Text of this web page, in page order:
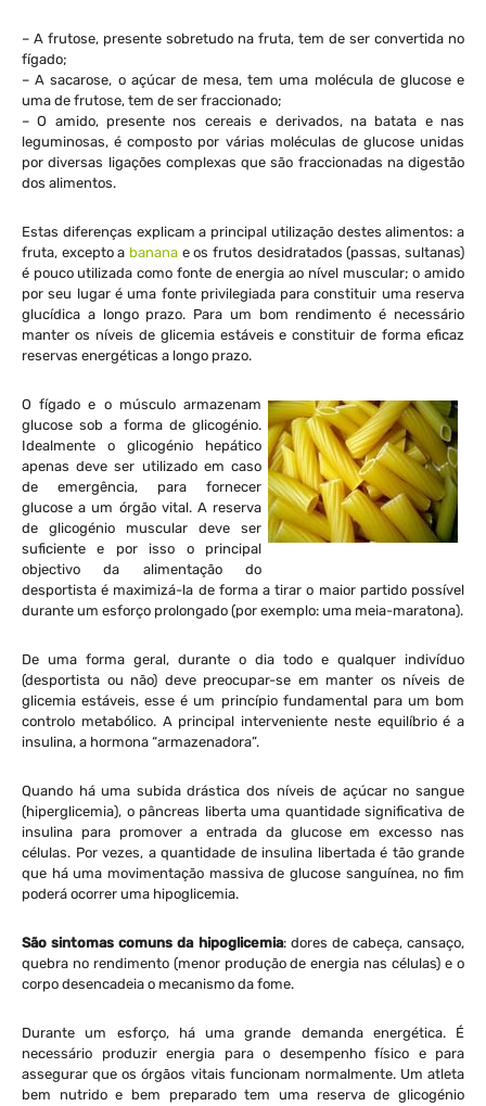
– A frutose, presente sobretudo na fruta, tem de ser convertida no
fígado;
– A sacarose, o açúcar de mesa, tem uma molécula de glucose e
uma de frutose, tem de ser fraccionado;
– O amido, presente nos cereais e derivados, na batata e nas
leguminosas, é composto por várias moléculas de glucose unidas
por diversas ligações complexas que são fraccionadas na digestão
dos alimentos.
Estas diferenças explicam a principal utilização destes alimentos: a
fruta, excepto a banana e os frutos desidratados (passas, sultanas)
é pouco utilizada como fonte de energia ao nível muscular; o amido
por seu lugar é uma fonte privilegiada para constituir uma reserva
glucídica a longo prazo. Para um bom rendimento é necessário
manter os níveis de glicemia estáveis e constituir de forma eficaz
reservas energéticas a longo prazo.
O fígado e o músculo armazenam
glucose sob a forma de glicogénio.
Idealmente o glicogénio hepático
apenas deve ser utilizado em caso
de emergência, para fornecer
glucose a um órgão vital. A reserva
de glicogénio muscular deve ser
suficiente e por isso o principal
objectivo da alimentação do
desportista é maximizá-la de forma a tirar o maior partido possível
durante um esforço prolongado (por exemplo: uma meia-maratona).
De uma forma geral, durante o dia todo e qualquer indivíduo
(desportista ou não) deve preocupar-se em manter os níveis de
glicemia estáveis, esse é um princípio fundamental para um bom
controlo metabólico. A principal interveniente neste equilíbrio é a
insulina, a hormona “armazenadora”.
Quando há uma subida drástica dos níveis de açúcar no sangue
(hiperglicemia), o pâncreas liberta uma quantidade significativa de
insulina para promover a entrada da glucose em excesso nas
células. Por vezes, a quantidade de insulina libertada é tão grande
que há uma movimentação massiva de glucose sanguínea, no fim
poderá ocorrer uma hipoglicemia.
São sintomas comuns da hipoglicemia: dores de cabeça, cansaço,
quebra no rendimento (menor produção de energia nas células) e o
corpo desencadeia o mecanismo da fome.
Durante um esforço, há uma grande demanda energética. É
necessário produzir energia para o desempenho físico e para
assegurar que os órgãos vitais funcionam normalmente. Um atleta
bem nutrido e bem preparado tem uma reserva de glicogénio